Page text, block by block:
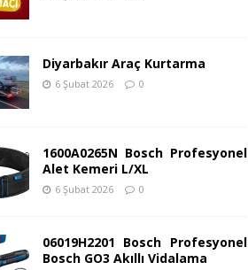
Diyarbakır Araç Kurtarma
6 Şubat 2026 0
1600A0265N Bosch Profesyonel
Alet Kemeri L/XL
6 Şubat 2026 0
06019H2201 Bosch Profesyonel
Bosch GO3 Akıllı Vidalama